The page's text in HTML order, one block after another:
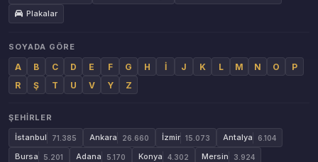
Plakalar
SOYADA GÖRE
A B C D E F G H İ J K L M N O
P
R
Ş T U V Y Z
ŞEHIRLER
İstanbul
71.385 Ankara 26.660 İzmir 15.073 Antalya 6.104
Bursa 5.201 Adana 5.170 Konya 4.302 Mersin 3.924